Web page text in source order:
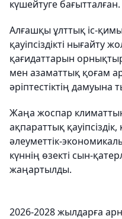
күшейтуге бағытталған.
Алғашқы ұлттық іс-
қауіпсіздікті нығайту
қағидаттарын
мен азаматтық қоғам
әріптестіктің дамуына
Жаңа жоспар
ақпараттық
әлеуметтік-
күннің өзекті сын-
жаңартылды.
2026-2028 жылдарға